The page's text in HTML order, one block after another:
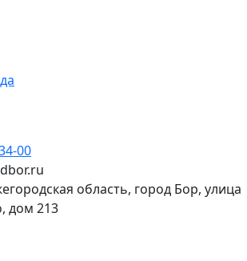
00
область, город Бор, улица
дом 213